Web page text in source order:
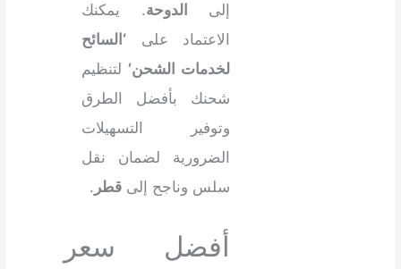
إلى
الدوحة. يمكنك
الاعتماد على ‘السائح
لخدمات الشحن’ لتنظيم
شحنك بأفضل الطرق
وتوفير التسهيلات
الضرورية لضمان نقل
سلس وناجح إلىقطر .
أفضل سعر